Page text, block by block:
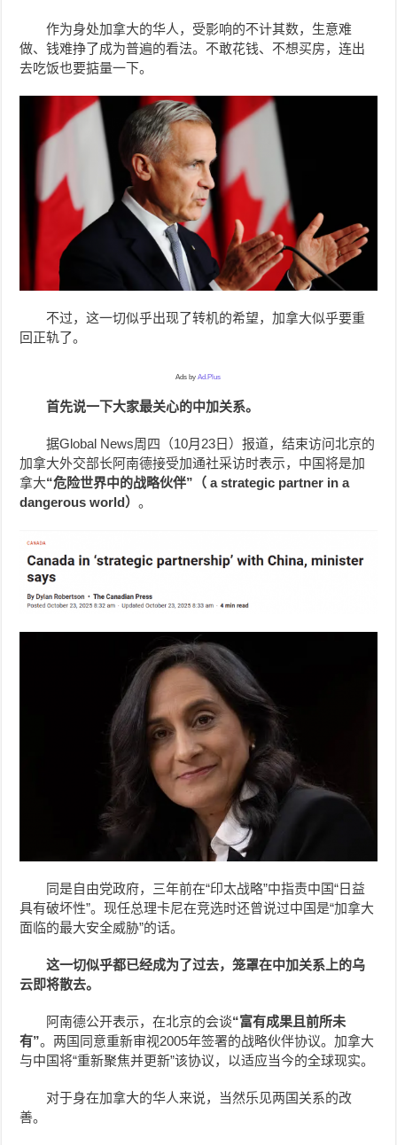
作为身处加拿大的华人，受影响的不计其数，生意难
做、钱难挣了成为普遍的看法。不敢花钱、不想买房，连出
去吃饭也要掂量一下。
不过，这一切似乎出现了转机的希望，加拿大似乎要重
回正轨了。
Ads byAd.Plus
首先说一下大家最关心的中加关系。
据Global News周四（10月23日）报道，结束访问北京的
加拿大外交部长阿南德接受加通社采访时表示，中国将是加
拿大“危险世界中的战略伙伴”（ a strategic partner in a
dangerous world）。
同是自由党政府，三年前在“印太战略”中指责中国“日益
具有破坏性”。现任总理卡尼在竞选时还曾说过中国是“加拿大
面临的最大安全威胁”的话。
这一切似乎都已经成为了过去，笼罩在中加关系上的乌
云即将散去。
阿南德公开表示，在北京的会谈“富有成果且前所未
有”。两国同意重新审视2005年签署的战略伙伴协议。加拿大
与中国将“重新聚焦并更新”该协议，以适应当今的全球现实。
对于身在加拿大的华人来说，当然乐见两国关系的改
善。